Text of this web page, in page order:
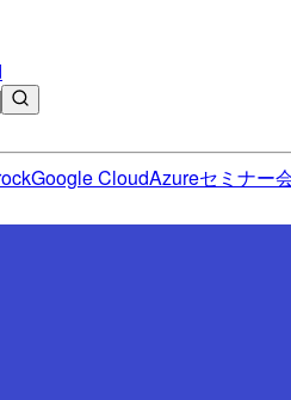
Google CloudAzureセミナー